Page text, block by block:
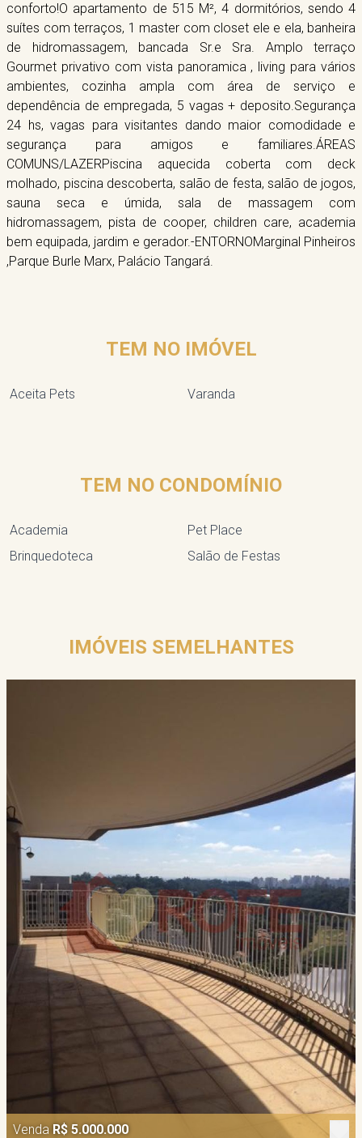
conforto!O apartamento de 515 M², 4 dormitórios, sendo 4
suítes com terraços, 1 master com closet ele e ela, banheira
de hidromassagem, bancada Sr.e Sra. Amplo terraço
Gourmet privativo com vista panoramica , living para vários
ambientes, cozinha ampla com área de serviço e
dependência de empregada, 5 vagas + deposito.Segurança
24 hs, vagas para visitantes dando maior comodidade e
segurança para amigos e familiares.ÁREAS
COMUNS/LAZERPiscina aquecida coberta com deck
molhado, piscina descoberta, salão de festa, salão de jogos,
sauna seca e úmida, sala de massagem com
hidromassagem, pista de cooper, children care, academia
bem equipada, jardim e gerador.-ENTORNOMarginal Pinheiros
,Parque Burle Marx, Palácio Tangará.
TEM NO IMÓVEL
Aceita Pets Varanda
TEM NO CONDOMÍNIO
Academia
Brinquedoteca
Pet Place
Salão de Festas
IMÓVEIS SEMELHANTES
Venda R$ 5.000.000